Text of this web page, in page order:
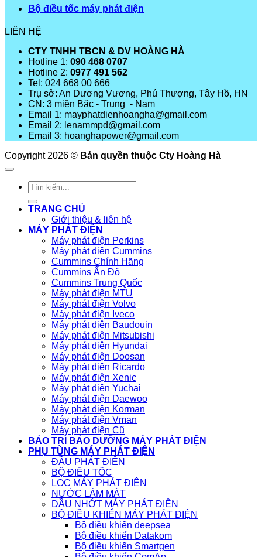
Bộ điều tốc máy phát điện
LIÊN HỆ
CTY TNHH TBCN & DV HOÀNG HÀ
Hotline 1: 090 468 0707
Hotline 2: 0977 491 562
Tel: 024 668 00 666
Trụ sở: An Dương Vương, Phú Thượng, Tây Hồ, HN
CN: 3 miền Băc - Trung - Nam
Email 1: mayphatdienhoangha@gmail.com
Email 2: lenammpd@gmail.com
Email 3: hoanghapower@gmail.com
Copyright 2026 © Bản quyền thuộc Cty Hoàng Hà
Tìm
kiếm:
TRANG CHỦ
Giới thiệu & liên hệ
MÁY PHÁT ĐIỆN
Máy phát điện Perkins
Máy phát điện Cummins
Cummins Chính Hãng
Cummins Ấn Độ
Cummins Trung Quốc
Máy phát điện MTU
Máy phát điện Volvo
Máy phát điện Iveco
Máy phát điện Baudouin
Máy phát điện Mitsubishi
Máy phát điện Hyundai
Máy phát điện Doosan
Máy phát điện Ricardo
Máy phát điện Xenic
Máy phát điện Yuchai
Máy phát điện Daewoo
Máy phát điện Korman
Máy phát điện Vman
Máy phát điện Cũ
BẢO TRÌ BẢO DƯỠNG MÁY PHÁT ĐIỆN
PHỤ TÙNG MÁY PHÁT ĐIỆN
ĐẦU PHÁT ĐIỆN
BỘ ĐIỀU TỐC
LỌC MÁY PHÁT ĐIỆN
NƯỚC LÀM MÁT
DẦU NHỚT MÁY PHÁT ĐIỆN
BỘ ĐIỀU KHIỂN MÁY PHÁT ĐIỆN
Bộ điều khiển deepsea
Bộ điều khiển Datakom
Bộ điều khiển Smartgen